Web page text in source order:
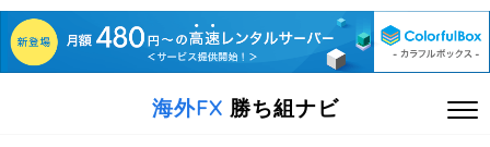
海外FX 勝ち組ナビ